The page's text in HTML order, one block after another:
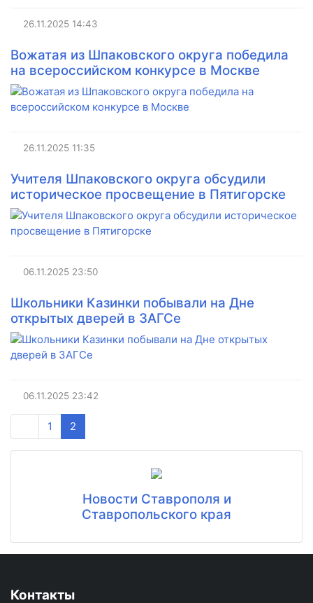
26.11.2025 14:43
​Вожатая из Шпаковского округа победила
на всероссийском конкурсе в Москве
26.11.2025 11:35
Учителя Шпаковского округа обсудили
историческое просвещение в Пятигорске
06.11.2025 23:50
Школьники Казинки побывали на Дне
открытых дверей в ЗАГСе
06.11.2025 23:42
1 2
Новости Ставрополя и
Ставропольского края
Контакты